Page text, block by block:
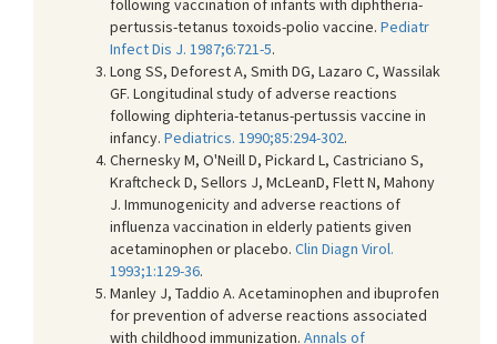
pertussis-tetanus toxoids-polio vaccine. Pediatr
Infect Dis J. 1987;6:721-5.
Long SS, Deforest A, Smith DG, Lazaro C, Wassilak
GF. Longitudinal study of adverse reactions
following diphteria-tetanus-pertussis vaccine in
infancy. Pediatrics. 1990;85:294-302.
Chernesky M, O'Neill D, Pickard L, Castriciano S,
Kraftcheck D, Sellors J, McLeanD, Flett N, Mahony
J. Immunogenicity and adverse reactions of
influenza vaccination in elderly patients given
acetaminophen or placebo. Clin Diagn Virol.
1993;1:129-36.
Manley J, Taddio A. Acetaminophen and ibuprofen
for prevention of adverse reactions associated
with childhood immunization. Annals of